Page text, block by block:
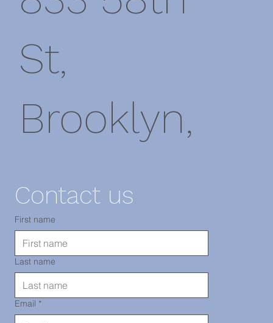
St,
Brooklyn,
NY 11220
電話：718-
290-2919
Contact us
First name
Last name
Email *